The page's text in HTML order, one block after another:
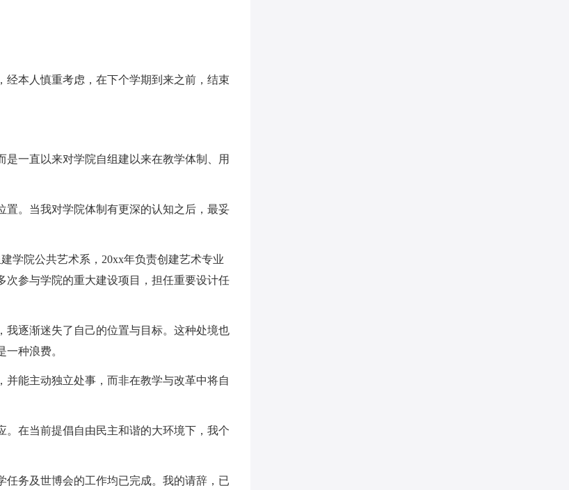
本人慎重考虑，在下个学期到来之前，结束
一直以来对学院自组建以来在教学体制、用
。当我对学院体制有更深的认知之后，最妥
院公共艺术系，20xx年负责创建艺术专业
次参与学院的重大建设项目，担任重要设计任
逐渐迷失了自己的位置与目标。这种处境也
种浪费。
能主动独立处事，而非在教学与改革中将自
在当前提倡自由民主和谐的大环境下，我个
务及世博会的工作均已完成。我的请辞，已